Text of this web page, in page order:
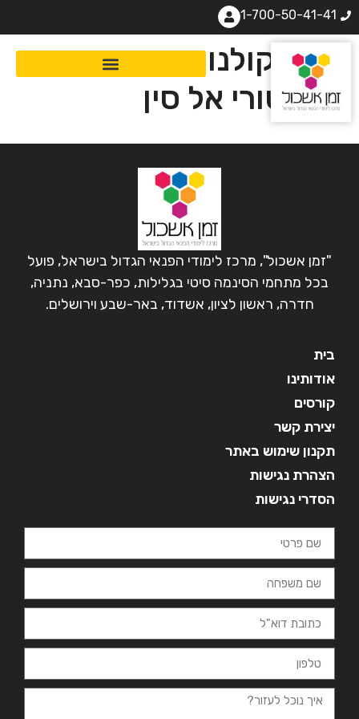
1-700-50-41-41
מסע קולנועי, תרבותי
והיסטורי אל סין
"זמן אשכול", מרכז לימודי הפנאי הגדול בישראל, פועל
בכל מתחמי הסינמה סיטי בגלילות, כפר-סבא, נתניה,
חדרה, ראשון לציון, אשדוד, באר-שבע וירושלים.
בית
אודותינו
קורסים
יצירת קשר
תקנון שימוש באתר
הצהרת נגישות
הסדרי נגישות